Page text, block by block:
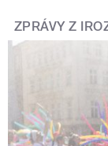
ZPRÁVY Z